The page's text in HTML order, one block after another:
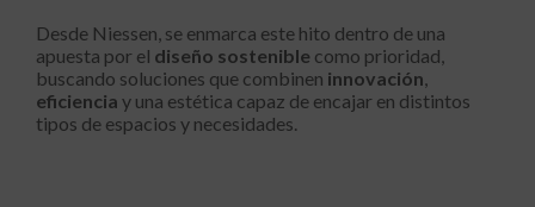
Desde Niessen, se enmarca este hito dentro de una
apuesta por el diseño sostenible como prioridad,
buscando soluciones que combinen innovación,
eficiencia y una estética capaz de encajar en distintos
tipos de espacios y necesidades.